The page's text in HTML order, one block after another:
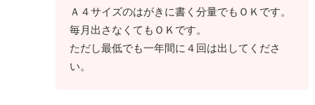
Ａ４サイズのはがきに書く分量でもＯＫです。
毎月出さなくてもＯＫです。
ただし最低でも一年間に４回は出してくださ
い。